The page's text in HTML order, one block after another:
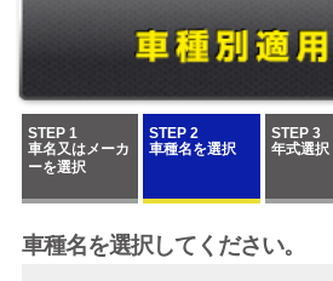
STEP 1
車名又はメーカ
ーを選択
STEP 2
車種名を選択
STEP 3
年式選択
車種名を選択してください。